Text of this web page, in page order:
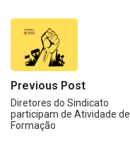
Previous Post
Diretores do Sindicato
participam de Atividade de
Formação